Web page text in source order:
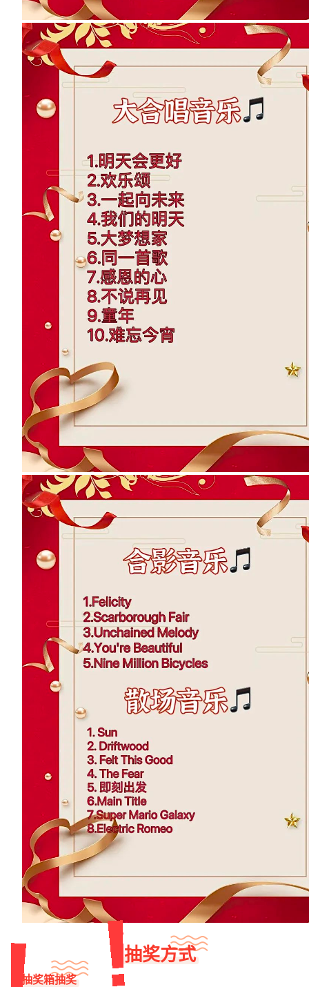
抽奖方式
抽奖箱抽奖